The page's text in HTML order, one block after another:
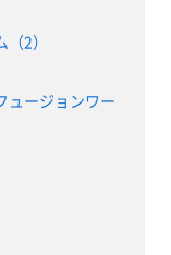
2）
ュージョンワー